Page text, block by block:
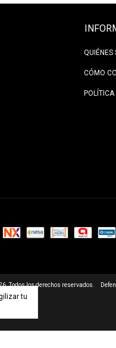
tu
QUIÉNES
CÓMO
Todos los derechos reservados.